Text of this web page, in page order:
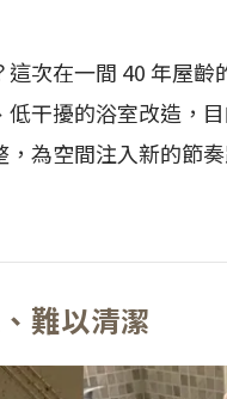
次在一間 40 年屋齡
干擾的浴室改造，
為空間注入新的節奏
難以清潔